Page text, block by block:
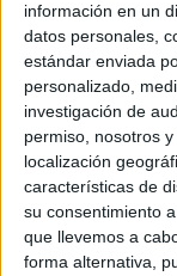
información en un
datos personales,
estándar enviada
personalizado,
investigación de
permiso, nosotros
localización
características de
su consentimiento
que llevemos a
forma alternativa,
Sobre ti
Soy:*
Chico
Chica
¿En qué año